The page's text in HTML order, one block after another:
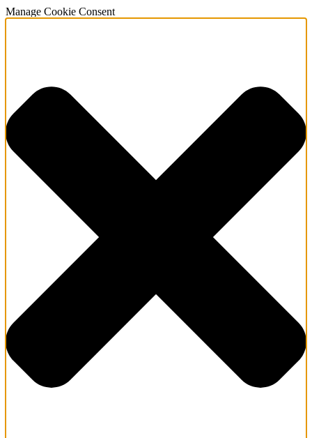
Manage Cookie Consent